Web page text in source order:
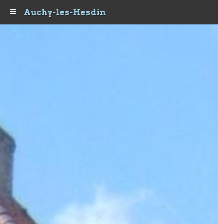
Auchy-les-Hesdin